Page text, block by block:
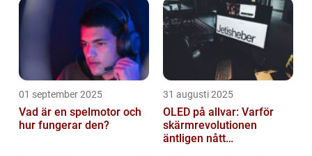
01 september 2025
Vad är en spelmotor och
hur fungerar den?
31 augusti 2025
OLED på allvar: Varför
skärmrevolutionen
äntligen nått